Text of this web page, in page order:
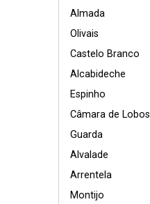
Almada
Olivais
Castelo Branco
Alcabideche
Espinho
Câmara de Lobos
Guarda
Alvalade
Arrentela
Montijo